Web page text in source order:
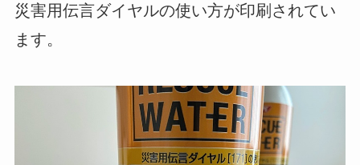
災害用伝言ダイヤルの使い方が印刷されてい
ます。